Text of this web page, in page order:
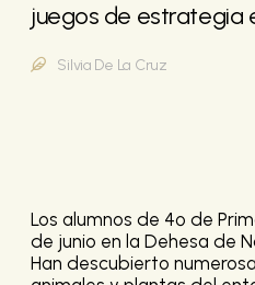
juegos de estrategia
Silvia De La Cruz
Los alumnos de 4º de
de junio en la Dehesa de
Han descubierto